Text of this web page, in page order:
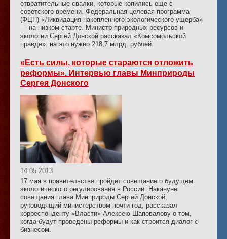
отвратительные свалки, которые копились еще с
советского времени. Федеральная целевая программа
(ФЦП) «Ликвидация накопленного экологического ущерба»
— на низком старте. Министр природных ресурсов и
экологии Сергей Донской рассказал «Комсомольской
правде»: на это нужно 218,7 млрд. рублей.
«Есть силы, которые стараются отложить
реформы». Интервью главы Минприроды
Сергея Донского
14.05.2013
17 мая в правительстве пройдет совещание о будущем
экологического регулирования в России. Накануне
совещания глава Минприроды Сергей Донской,
руководящий министерством почти год, рассказал
корреспонденту «Власти» Алексею Шаповалову о том,
когда будут проведены реформы и как строится диалог с
бизнесом.